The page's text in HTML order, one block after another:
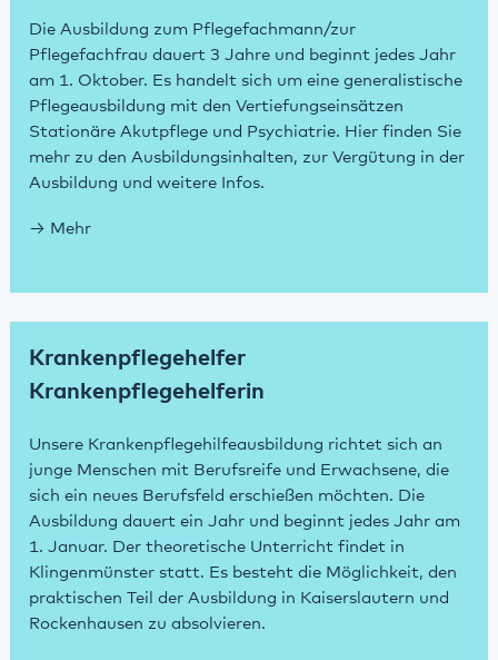
Die Ausbildung zum Pflegefachmann/zur
Pflegefachfrau dauert 3 Jahre und beginnt jedes Jahr
am 1. Oktober. Es handelt sich um eine generalistische
Pflegeausbildung mit den Vertiefungseinsätzen
Stationäre Akutpflege und Psychiatrie. Hier finden Sie
mehr zu den Ausbildungsinhalten, zur Vergütung in der
Ausbildung und weitere Infos.
Mehr
Krankenpflegehelfer
Krankenpflegehelferin
Unsere Krankenpflegehilfeausbildung richtet sich an
junge Menschen mit Berufsreife und Erwachsene, die
sich ein neues Berufsfeld erschießen möchten. Die
Ausbildung dauert ein Jahr und beginnt jedes Jahr am
1. Januar. Der theoretische Unterricht findet in
Klingenmünster statt. Es besteht die Möglichkeit, den
praktischen Teil der Ausbildung in Kaiserslautern und
Rockenhausen zu absolvieren.